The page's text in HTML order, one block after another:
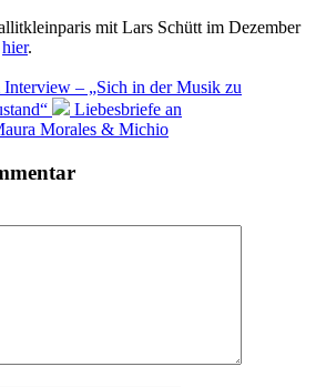
mit Lars Schütt im Dezember
hier.
Interview – „Sich in der Musik zu
Liebesbriefe an
Morales & Michio